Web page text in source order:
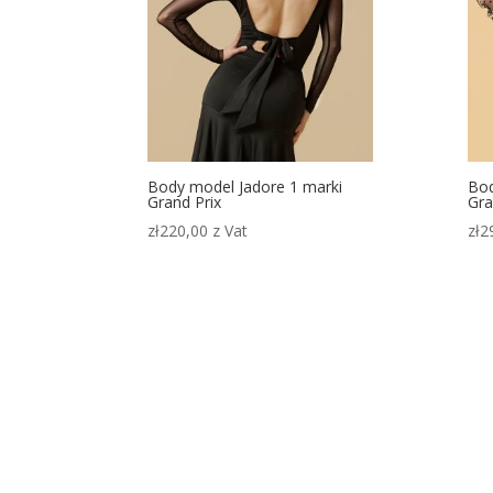
Body model Jadore 1 marki
Grand Prix
zł220,00 z Vat
zł